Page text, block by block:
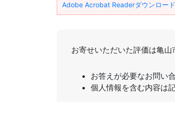
Adobe Acrobat Readerダウンロード